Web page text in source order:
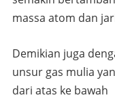
massa atom dan
Demikian juga
unsur gas mulia
dari atas ke bawah